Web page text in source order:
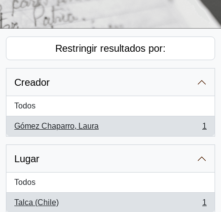
Restringir resultados por:
Creador
Todos
Gómez Chaparro, Laura
, 1 resultados
1
Lugar
Todos
Talca (Chile)
, 1 resultados
1